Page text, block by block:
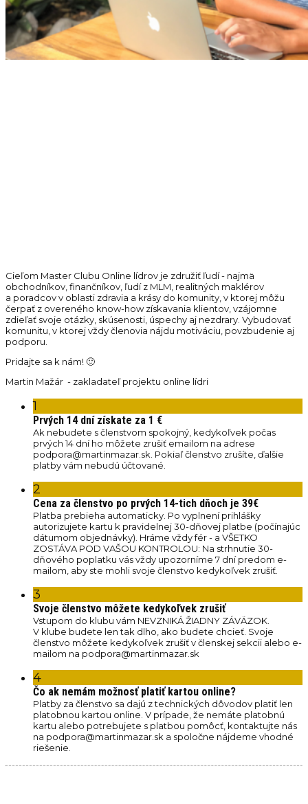
Cieľom Master Clubu Online lídrov je združiť ľudí - najmä
obchodníkov, finančníkov, ľudí z MLM, realitných maklérov
a poradcov v oblasti zdravia a krásy do komunity, v ktorej môžu
čerpať z overeného know-how získavania klientov, vzájomne
zdieľať svoje otázky, skúsenosti, úspechy aj nezdrary. Vybudovať
komunitu, v ktorej vždy členovia nájdu motiváciu, povzbudenie aj
podporu.
Pridajte sa k nám! 🙂
Martin Mažár - zakladateľ projektu online lídri
1
Prvých 14 dní získate za 1 €
Ak nebudete s členstvom spokojný, kedykoľvek počas
prvých 14 dní ho môžete zrušiť emailom na adrese
podpora@martinmazar.sk. Pokiaľ členstvo zrušíte, ďalšie
platby vám nebudú účtované.
2
Cena za členstvo po prvých 14-tich dňoch je 39€
Platba prebieha automaticky. Po vyplnení prihlášky
autorizujete kartu k pravidelnej 30-dňovej platbe (počínajúc
dátumom objednávky). Hráme vždy fér - a VŠETKO
ZOSTÁVA POD VAŠOU KONTROLOU: Na strhnutie 30-
dňového poplatku vás vždy upozorníme 7 dní predom e-
mailom, aby ste mohli svoje členstvo kedykoľvek zrušiť.
3
Svoje členstvo môžete kedykoľvek zrušiť
Vstupom do klubu vám NEVZNIKÁ ŽIADNY ZÁVÄZOK.
V klube budete len tak dlho, ako budete chcieť. Svoje
členstvo môžete kedykoľvek zrušiť v členskej sekcii alebo e-
mailom na podpora@martinmazar.sk
4
Čo ak nemám možnosť platiť kartou online?
Platby za členstvo sa dajú z technických dôvodov platiť len
platobnou kartou online. V prípade, že nemáte platobnú
kartu alebo potrebujete s platbou pomôcť, kontaktujte nás
na podpora@martinmazar.sk a spoločne nájdeme vhodné
riešenie.